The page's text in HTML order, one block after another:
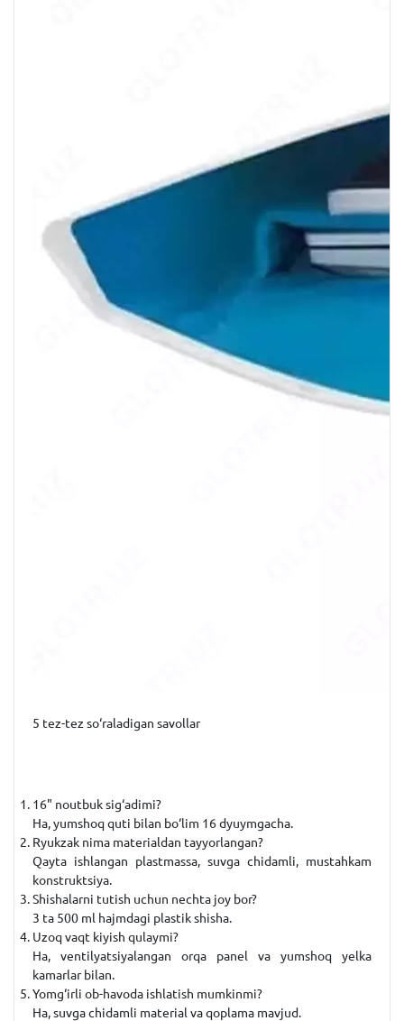
5 tez-tez so‘raladigan savollar
16" noutbuk sig‘adimi?
Ha, yumshoq quti bilan bo‘lim 16 dyuymgacha.
Ryukzak nima materialdan tayyorlangan?
Qayta ishlangan plastmassa, suvga chidamli, mustahkam
konstruktsiya.
Shishalarni tutish uchun nechta joy bor?
3 ta 500 ml hajmdagi plastik shisha.
Uzoq vaqt kiyish qulaymi?
Ha, ventilyatsiyalangan orqa panel va yumshoq yelka
kamarlar bilan.
Yomg‘irli ob-havoda ishlatish mumkinmi?
Ha, suvga chidamli material va qoplama mavjud.